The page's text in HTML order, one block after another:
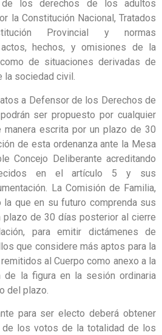
los derechos de los adultos
la Constitución Nacional, Tratados
Provincial y normas
actos, hechos, y omisiones de la
de situaciones derivadas de
la sociedad civil.
a Defensor de los Derechos de
ser propuesto por cualquier
manera escrita por un plazo de 30
de esta ordenanza ante la Mesa
Concejo Deliberante acreditando
en el artículo 5 y sus
La Comisión de Familia,
que en su futuro comprenda sus
plazo de 30 días posterior al cierre
para emitir dictámenes de
que considere más aptos para la
al Cuerpo como anexo a la
de la figura en la sesión ordinaria
del plazo.
para ser electo deberá obtener
de los votos de la totalidad de los